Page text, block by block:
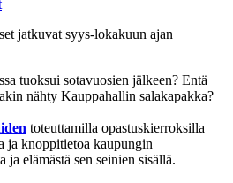
jatkuvat syys-lokakuun ajan
tuoksui sotavuosien jälkeen? Entä
nähty Kauppahallin salakapakka?
toteuttamilla opastuskierroksilla
ja knoppitietoa kaupungin
ja elämästä sen seinien sisällä.